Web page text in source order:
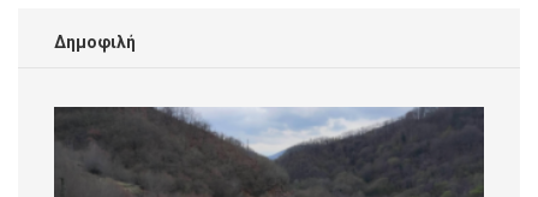
Δημοφιλή